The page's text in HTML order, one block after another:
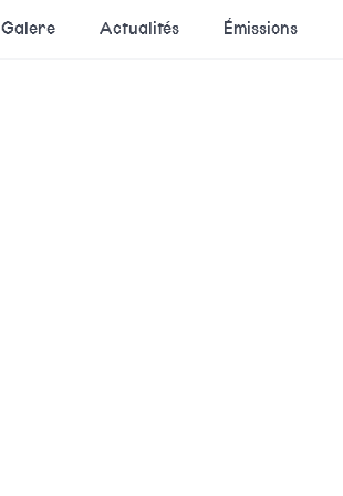
Galere Actualités Émissions